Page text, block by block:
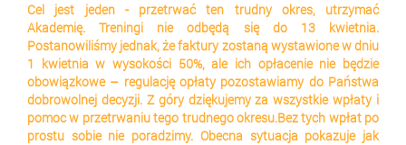
Cel jest jeden - przetrwać ten trudny okres, utrzymać
Akademię. Treningi nie odbędą się do 13 kwietnia.
Postanowiliśmy jednak, że faktury zostaną wystawione w dniu
1 kwietnia w wysokości 50%, ale ich opłacenie nie będzie
obowiązkowe – regulację opłaty pozostawiamy do Państwa
dobrowolnej decyzji. Z góry dziękujemy za wszystkie wpłaty i
pomoc w przetrwaniu tego trudnego okresu.Bez tych wpłat po
prostu sobie nie poradzimy. Obecna sytuacja pokazuje jak